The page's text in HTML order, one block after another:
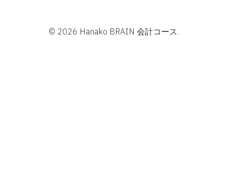
© 2026 Hanako BRAIN 会計コース.